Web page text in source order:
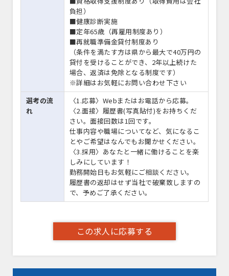
負担）
■健康診断実施
■定年65歳（再雇用制度あり）
■再就職準備金貸付制度あり
（条件を満たす方は県から最大で40万円の
貸付を受けることができ、2年以上続けた
場合、返済は免除となる制度です）
※詳細はお気軽にお問い合わせ下さい
選考の流
れ
〈1.応募〉Webまたはお電話から応募。
〈2.面接〉履歴書(写真貼付)をお持ちくだ
さい。面接回数は1回です。
仕事内容や職場についてなど、気になるこ
とやご希望はなんでもお聞かせください。
〈3.採用〉あなたと一緒に働けることを楽
しみにしています！
勤務開始日もお気軽にご相談ください。
履歴書の返却はせず当社で破棄致しますの
で、予めご了承ください。
この求人に応募する